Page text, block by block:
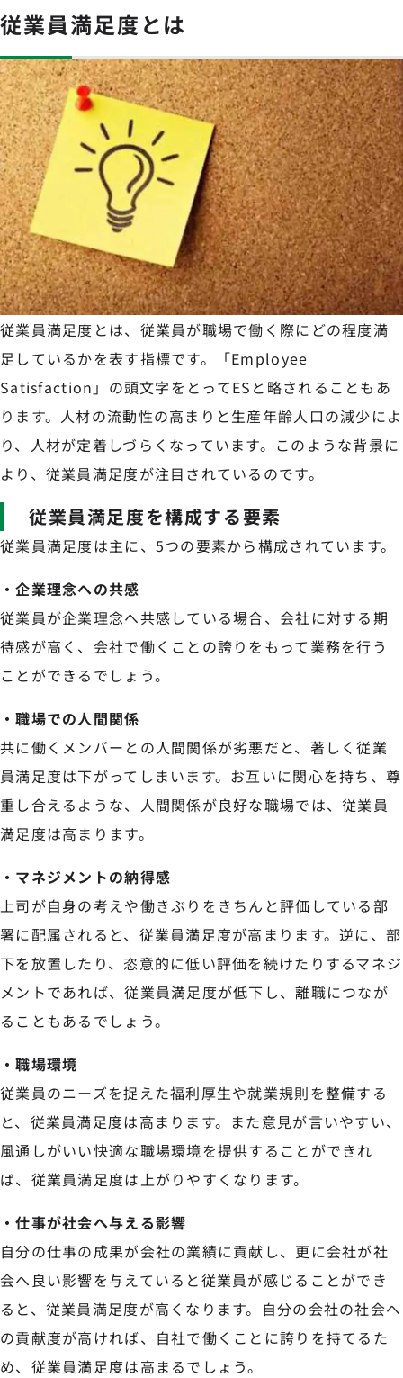
従業員満足度とは
従業員満足度とは、従業員が職場で働く際にどの程度満
足しているかを表す指標です。「Employee
Satisfaction」の頭文字をとってESと略されることもあ
ります。人材の流動性の高まりと生産年齢人口の減少によ
り、人材が定着しづらくなっています。このような背景に
より、従業員満足度が注目されているのです。
従業員満足度を構成する要素
従業員満足度は主に、5つの要素から構成されています。
・企業理念への共感
従業員が企業理念へ共感している場合、会社に対する期
待感が高く、会社で働くことの誇りをもって業務を行う
ことができるでしょう。
・職場での人間関係
共に働くメンバーとの人間関係が劣悪だと、著しく従業
員満足度は下がってしまいます。お互いに関心を持ち、尊
重し合えるような、人間関係が良好な職場では、従業員
満足度は高まります。
・マネジメントの納得感
上司が自身の考えや働きぶりをきちんと評価している部
署に配属されると、従業員満足度が高まります。逆に、部
下を放置したり、恣意的に低い評価を続けたりするマネジ
メントであれば、従業員満足度が低下し、離職につなが
ることもあるでしょう。
・職場環境
従業員のニーズを捉えた福利厚生や就業規則を整備する
と、従業員満足度は高まります。また意見が言いやすい、
風通しがいい快適な職場環境を提供することができれ
ば、従業員満足度は上がりやすくなります。
・仕事が社会へ与える影響
自分の仕事の成果が会社の業績に貢献し、更に会社が社
会へ良い影響を与えていると従業員が感じることができ
ると、従業員満足度が高くなります。自分の会社の社会へ
の貢献度が高ければ、自社で働くことに誇りを持てるた
め、従業員満足度は高まるでしょう。